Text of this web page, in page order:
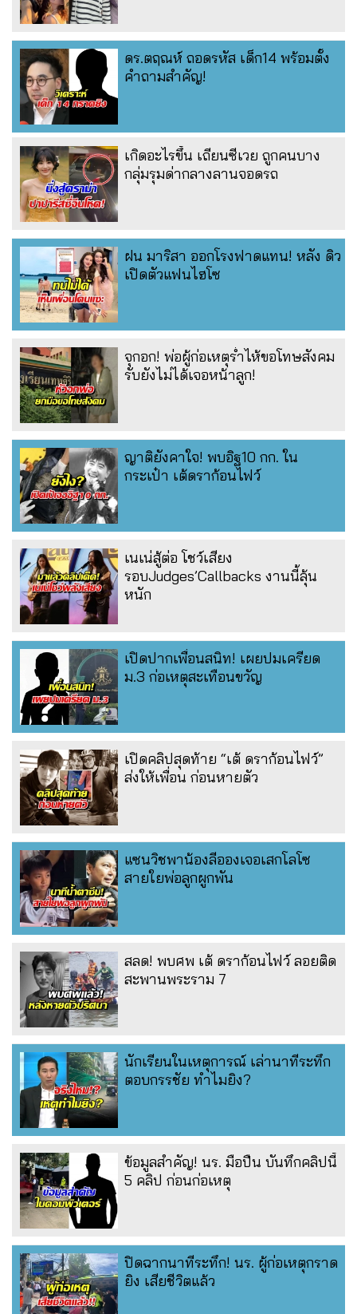
ดร.ตฤณห์ ถอดรหัส เด็ก14 พร้อมตั้ง
คำถามสำคัญ!
เกิดอะไรขึ้น เถียนซีเวย ถูกคนบาง
กลุ่มรุมด่ากลางลานจอดรถ
ฝน มาริสา ออกโรงฟาดแทน! หลัง ดิว
เปิดตัวแฟนไฮโซ
จุกอก! พ่อผู้ก่อเหตุร่ำไห้ขอโทษสังคม
รับยังไม่ได้เจอหน้าลูก!
ญาติยังคาใจ! พบอิฐ10 กก. ใน
กระเป๋า เต้ดราก้อนไฟว์
เนเน่สู้ต่อ โชว์เสียง
รอบJudges’Callbacks งานนี้ลุ้น
หนัก
เปิดปากเพื่อนสนิท! เผยปมเครียด
ม.3 ก่อเหตุสะเทือนขวัญ
เปิดคลิปสุดท้าย “เต้ ดราก้อนไฟว์”
ส่งให้เพื่อน ก่อนหายตัว
แซนวิชพาน้องลีอองเจอเสกโลโซ
สายใยพ่อลูกผูกพัน
สลด! พบศพ เต้ ดราก้อนไฟว์ ลอยติด
สะพานพระราม 7
นักเรียนในเหตุการณ์ เล่านาทีระทึก
ตอบกรรชัย ทำไมยิง?
ข้อมูลสำคัญ! นร. มือปืน บันทึกคลิปนี้
5 คลิป ก่อนก่อเหตุ
ปิดฉากนาทีระทึก! นร. ผู้ก่อเหตุกราด
ยิง เสียชีวิตแล้ว